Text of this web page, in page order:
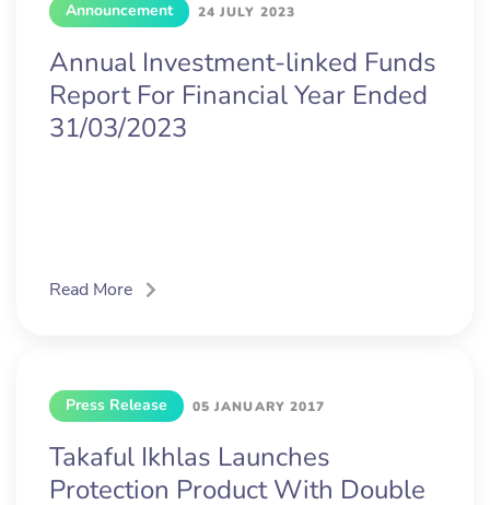
Announcement 24 JULY 2023
Annual Investment-linked Funds
Report For Financial Year Ended
31/03/2023
Read More
Press Release 05 JANUARY 2017
Takaful Ikhlas Launches
Protection Product With Double